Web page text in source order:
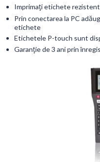
Imprimați etichete
Prin conectarea la PC
etichete
Etichetele P-touch sunt
Garanție de 3 ani prin